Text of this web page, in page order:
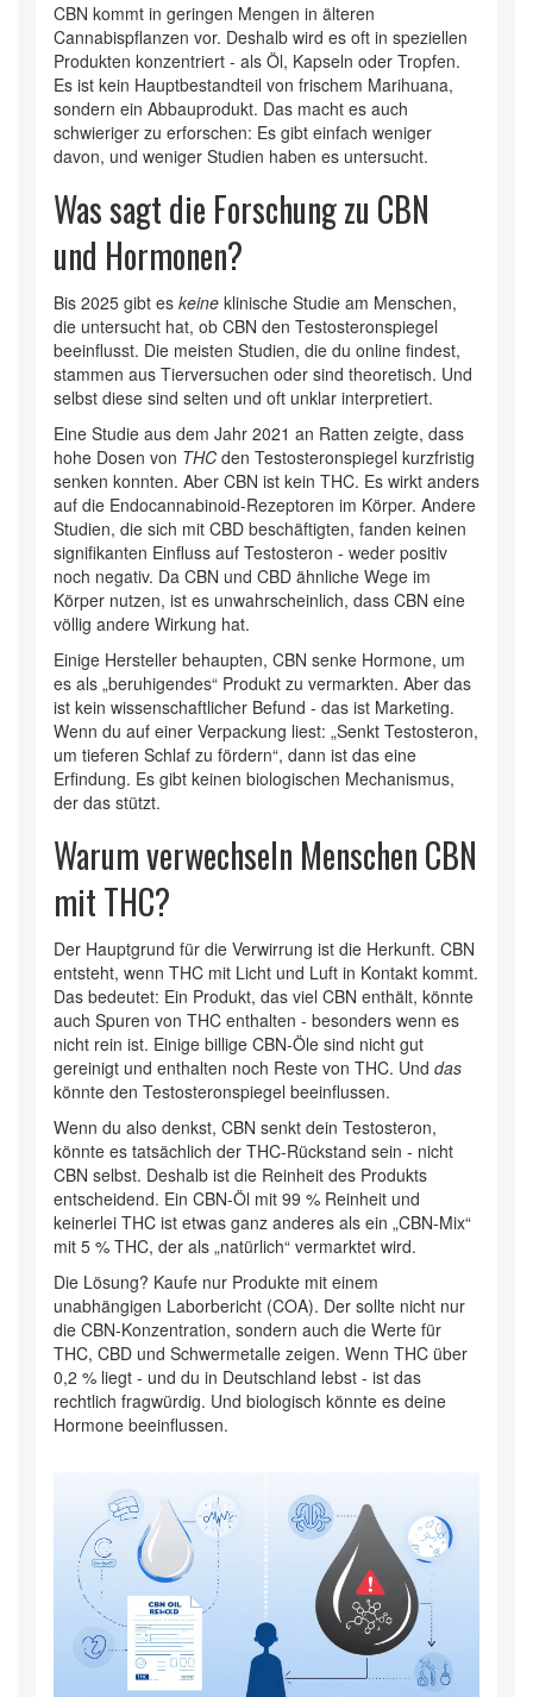
CBN kommt in geringen Mengen in älteren
Cannabispflanzen vor. Deshalb wird es oft in speziellen
Produkten konzentriert - als Öl, Kapseln oder Tropfen.
Es ist kein Hauptbestandteil von frischem Marihuana,
sondern ein Abbauprodukt. Das macht es auch
schwieriger zu erforschen: Es gibt einfach weniger
davon, und weniger Studien haben es untersucht.
Was sagt die Forschung zu CBN
und Hormonen?
Bis 2025 gibt es keine klinische Studie am Menschen,
die untersucht hat, ob CBN den Testosteronspiegel
beeinflusst. Die meisten Studien, die du online findest,
stammen aus Tierversuchen oder sind theoretisch. Und
selbst diese sind selten und oft unklar interpretiert.
Eine Studie aus dem Jahr 2021 an Ratten zeigte, dass
hohe Dosen von THC den Testosteronspiegel kurzfristig
senken konnten. Aber CBN ist kein THC. Es wirkt anders
auf die Endocannabinoid-Rezeptoren im Körper. Andere
Studien, die sich mit CBD beschäftigten, fanden keinen
signifikanten Einfluss auf Testosteron - weder positiv
noch negativ. Da CBN und CBD ähnliche Wege im
Körper nutzen, ist es unwahrscheinlich, dass CBN eine
völlig andere Wirkung hat.
Einige Hersteller behaupten, CBN senke Hormone, um
es als „beruhigendes“ Produkt zu vermarkten. Aber das
ist kein wissenschaftlicher Befund - das ist Marketing.
Wenn du auf einer Verpackung liest: „Senkt Testosteron,
um tieferen Schlaf zu fördern“, dann ist das eine
Erfindung. Es gibt keinen biologischen Mechanismus,
der das stützt.
Warum verwechseln Menschen CBN
mit THC?
Der Hauptgrund für die Verwirrung ist die Herkunft. CBN
entsteht, wenn THC mit Licht und Luft in Kontakt kommt.
Das bedeutet: Ein Produkt, das viel CBN enthält, könnte
auch Spuren von THC enthalten - besonders wenn es
nicht rein ist. Einige billige CBN-Öle sind nicht gut
gereinigt und enthalten noch Reste von THC. Und das
könnte den Testosteronspiegel beeinflussen.
Wenn du also denkst, CBN senkt dein Testosteron,
könnte es tatsächlich der THC-Rückstand sein - nicht
CBN selbst. Deshalb ist die Reinheit des Produkts
entscheidend. Ein CBN-Öl mit 99 % Reinheit und
keinerlei THC ist etwas ganz anderes als ein „CBN-Mix“
mit 5 % THC, der als „natürlich“ vermarktet wird.
Die Lösung? Kaufe nur Produkte mit einem
unabhängigen Laborbericht (COA). Der sollte nicht nur
die CBN-Konzentration, sondern auch die Werte für
THC, CBD und Schwermetalle zeigen. Wenn THC über
0,2 % liegt - und du in Deutschland lebst - ist das
rechtlich fragwürdig. Und biologisch könnte es deine
Hormone beeinflussen.